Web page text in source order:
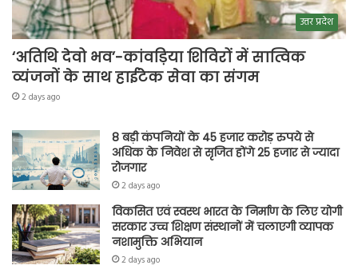
उत्तर प्रदेश
‘अतिथि देवो भव’-कांवड़िया शिविरों में सात्विक
व्यंजनों के साथ हाईटेक सेवा का संगम
2 days ago
8 बड़ी कंपनियों के 45 हजार करोड़ रुपये से
अधिक के निवेश से सृजित होंगे 25 हजार से ज्यादा
रोजगार
2 days ago
विकसित एवं स्वस्थ भारत के निर्माण के लिए योगी
सरकार उच्च शिक्षण संस्थानों में चलाएगी व्यापक
नशामुक्ति अभियान
2 days ago